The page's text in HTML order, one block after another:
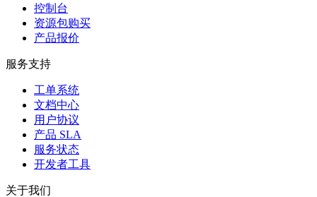
控制台
资源包购买
产品报价
服务支持
工单系统
文档中心
用户协议
产品 SLA
服务状态
开发者工具
关于我们